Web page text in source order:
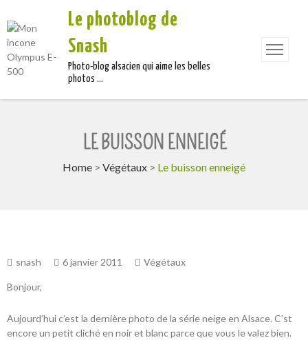
Le photoblog de
Snash
Photo-blog alsacien qui aime les belles
photos …
LE BUISSON ENNEIGÉ
Home > Végétaux > Le buisson enneigé
snash 6 janvier 2011 Végétaux
Bonjour,
Aujourd’hui c’est la dernière photo de la série neige en Alsace. C’st
encore un petit cliché en noir et blanc parce que vous le valez bien.